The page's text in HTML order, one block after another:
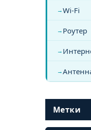
Wi-Fi
Роутер
Метки